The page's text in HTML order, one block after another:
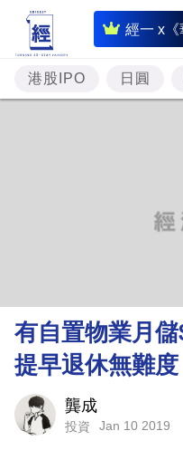
經一 x《
即
時
財
經
理
財
商
科
港股IPO 日圓
有自置物業月
提早退休無難
龔成
投資 Jan 10 2019